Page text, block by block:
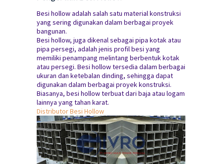
Besi hollow adalah salah satu material konstruksi
yang sering digunakan dalam berbagai proyek
bangunan.
Besi hollow, juga dikenal sebagai pipa kotak atau
pipa persegi, adalah jenis profil besi yang
memiliki penampang melintang berbentuk kotak
atau persegi. Besi hollow tersedia dalam berbagai
ukuran dan ketebalan dinding, sehingga dapat
digunakan dalam berbagai proyek konstruksi.
Biasanya, besi hollow terbuat dari baja atau logam
lainnya yang tahan karat.
Distributor Besi Hollow